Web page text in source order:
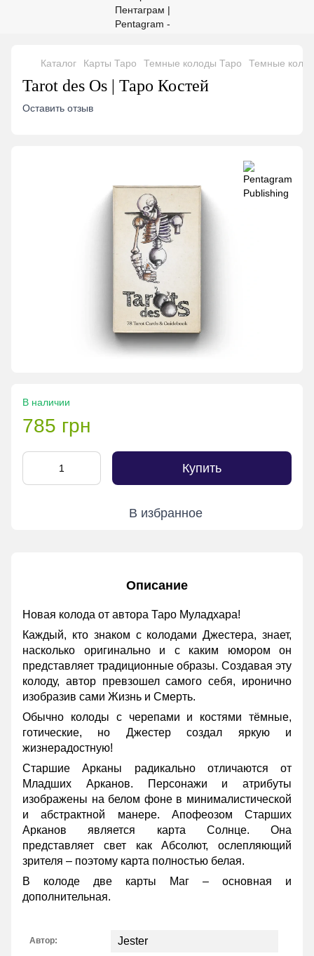
Каталог Карты Таро Темные колоды Таро Темные
Tarot des Os | Таро Костей
Оставить отзыв
В наличии
785 грн
Купить
В избранное
Описание
Новая колода от автора Таро Муладхара!
Каждый, кто знаком с колодами Джестера, знает,
насколько оригинально и с каким юмором он
представляет традиционные образы. Создавая эту
колоду, автор превзошел самого себя, иронично
изобразив сами Жизнь и Смерть.
Обычно колоды с черепами и костями тёмные,
готические, но Джестер создал яркую и
жизнерадостную!
Старшие Арканы радикально отличаются от
Младших Арканов. Персонажи и атрибуты
изображены на белом фоне в минималистической
и абстрактной манере. Апофеозом Старших
Арканов является карта Солнце. Она
представляет свет как Абсолют, ослепляющий
зрителя – поэтому карта полностью белая.
В колоде две карты Маг – основная и
дополнительная.
Автор: Jester